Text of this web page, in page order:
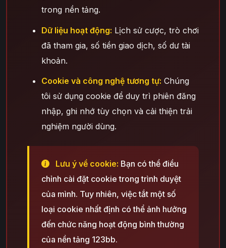
trong nền tảng.
Dữ liệu hoạt động: Lịch sử cược, trò chơi
đã tham gia, số tiền giao dịch, số dư tài
khoản.
Cookie và công nghệ tương tự: Chúng
tôi sử dụng cookie để duy trì phiên đăng
nhập, ghi nhớ tùy chọn và cải thiện trải
nghiệm người dùng.
Lưu ý về cookie: Bạn có thể điều
chỉnh cài đặt cookie trong trình duyệt
của mình. Tuy nhiên, việc tắt một số
loại cookie nhất định có thể ảnh hưởng
đến chức năng hoạt động bình thường
của nền tảng 123bb.